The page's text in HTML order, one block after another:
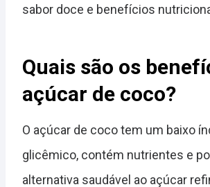
sabor doce e benefícios
Quais são os
açúcar de coco?
O açúcar de coco tem um baixo
glicêmico, contém nutrientes e
alternativa saudável ao açúcar